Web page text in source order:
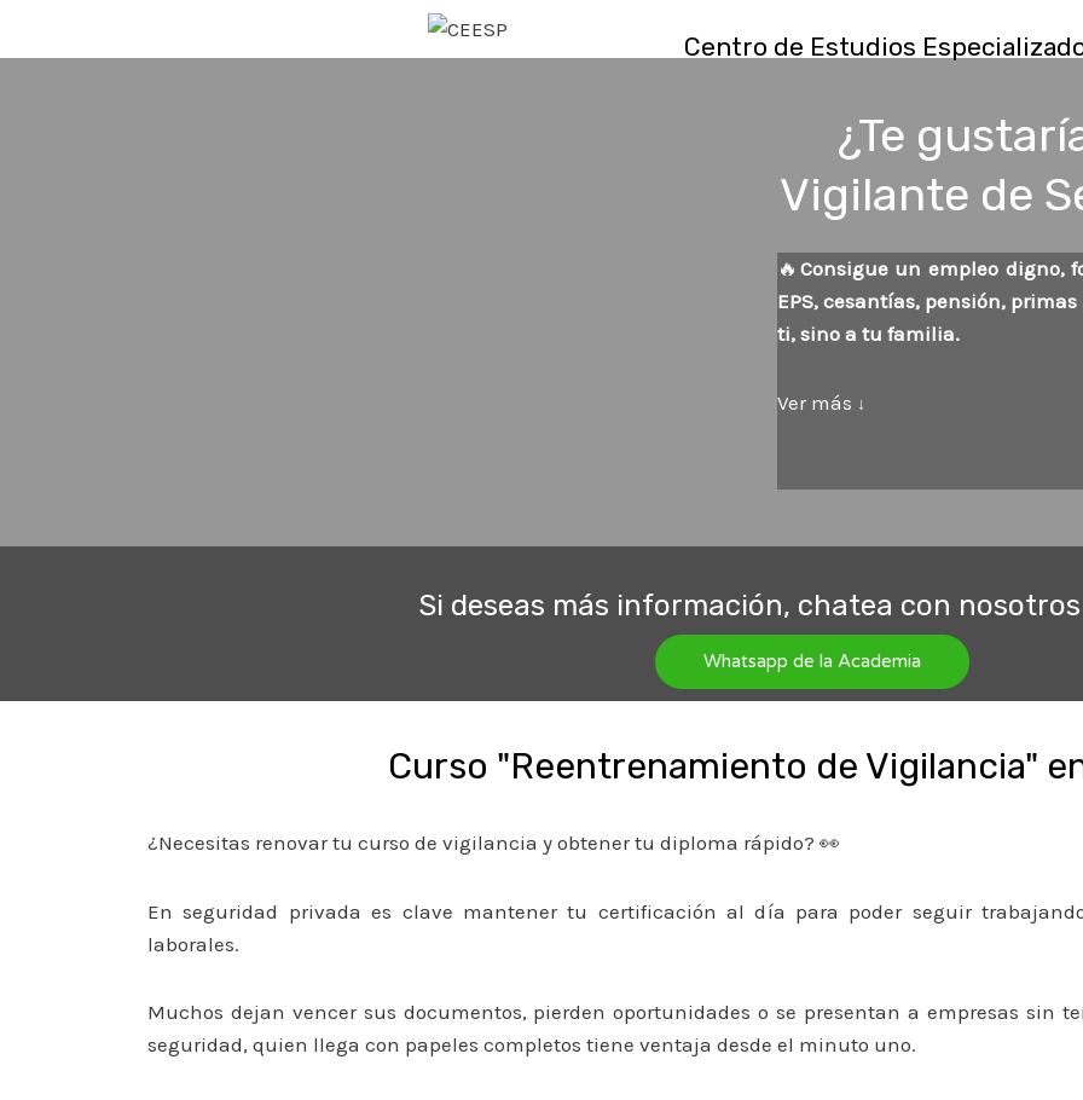
Centro de Estudios
¿Te
Vigilante de
🔥 Consigue un empleo digno,
EPS, cesantías, pensión,
ti, sino a tu familia.
Ver más ↓
Si deseas más información, chatea con
Whatsapp de la Academia
Curso "Reentrenamiento de Vigilancia"
¿Necesitas renovar tu curso de vigilancia y obtener tu diploma rápido? 👀
En seguridad privada es clave mantener tu certificación al día para poder seguir
laborales.
Muchos dejan vencer sus documentos, pierden oportunidades o se presentan a empresas sin
seguridad, quien llega con papeles completos tiene ventaja desde el minuto uno.